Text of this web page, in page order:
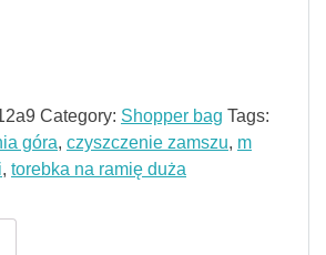
Category: Shopper bag Tags:
góra, czyszczenie zamszu, m
, torebka na ramię duża